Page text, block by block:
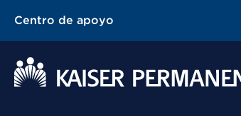
Centro de apoyo